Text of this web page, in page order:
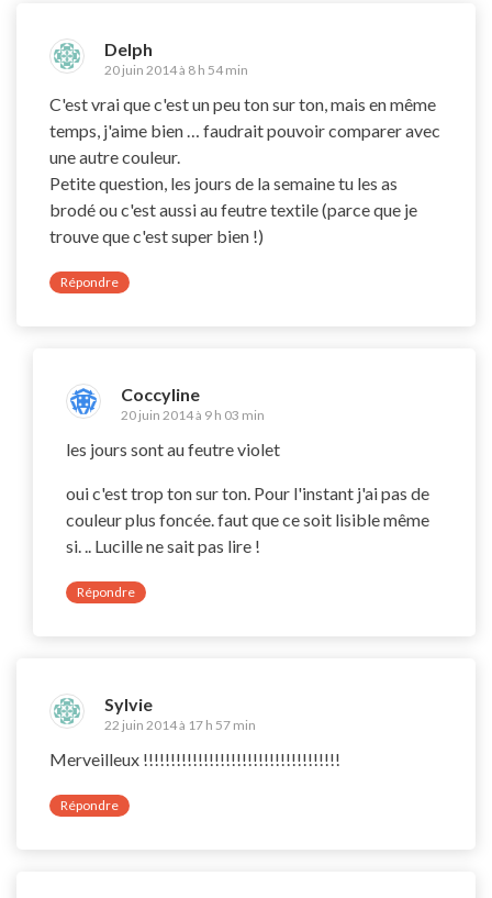
Delph
20 juin 2014 à 8 h 54 min
C'est vrai que c'est un peu ton sur ton, mais en même
temps, j'aime bien … faudrait pouvoir comparer avec
une autre couleur.
Petite question, les jours de la semaine tu les as
brodé ou c'est aussi au feutre textile (parce que je
trouve que c'est super bien !)
Répondre
Coccyline
20 juin 2014 à 9 h 03 min
les jours sont au feutre violet
oui c'est trop ton sur ton. Pour l'instant j'ai pas de
couleur plus foncée. faut que ce soit lisible même
si. .. Lucille ne sait pas lire !
Répondre
Sylvie
22 juin 2014 à 17 h 57 min
Merveilleux !!!!!!!!!!!!!!!!!!!!!!!!!!!!!!!!!!!!
Répondre